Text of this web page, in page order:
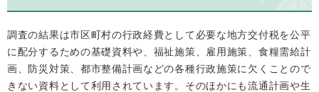
調査の結果は市区町村の行政経費として必要な地方交付税を公平
に配分するための基礎資料や、福祉施策、雇用施策、食糧需給計
画、防災対策、都市整備計画などの各種行政施策に欠くことので
きない資料として利用されています。そのほかにも流通計画や生